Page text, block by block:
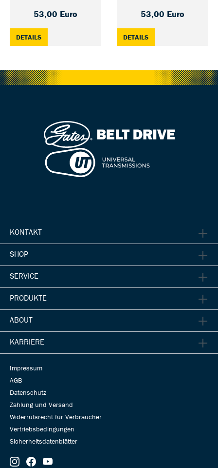
53,00 Euro
DETAILS: CDN REAR SPROCKET 6-B, 9 SPLINE HUB — 22
53,00 Euro
DETAILS: CDN REAR
KONTAKT
SHOP
SERVICE
PRODUKTE
ABOUT
KARRIERE
Impressum
AGB
Datenschutz
Zahlung und Versand
Widerrufsrecht für Verbraucher
Vertriebsbedingungen
Sicherheitsdatenblätter